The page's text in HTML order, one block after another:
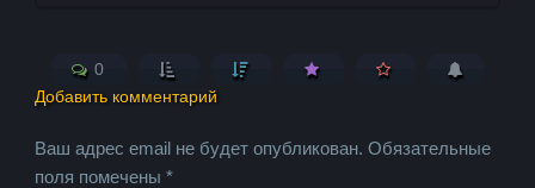
0
Добавить комментарий
Ваш адрес email не будет опубликован. Обязательные
поля помечены*